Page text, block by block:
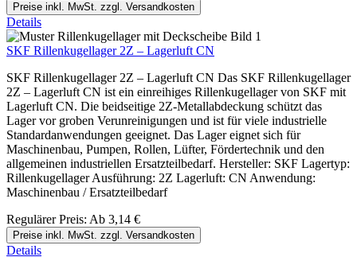
Preise inkl. MwSt. zzgl. Versandkosten
Details
SKF Rillenkugellager 2Z – Lagerluft CN
SKF Rillenkugellager 2Z – Lagerluft CN Das SKF Rillenkugellager
2Z – Lagerluft CN ist ein einreihiges Rillenkugellager von SKF mit
Lagerluft CN. Die beidseitige 2Z-Metallabdeckung schützt das
Lager vor groben Verunreinigungen und ist für viele industrielle
Standardanwendungen geeignet. Das Lager eignet sich für
Maschinenbau, Pumpen, Rollen, Lüfter, Fördertechnik und den
allgemeinen industriellen Ersatzteilbedarf. Hersteller: SKF Lagertyp:
Rillenkugellager Ausführung: 2Z Lagerluft: CN Anwendung:
Maschinenbau / Ersatzteilbedarf
Regulärer Preis: Ab 3,14 €
Preise inkl. MwSt. zzgl. Versandkosten
Details